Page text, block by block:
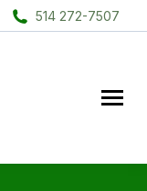
514 272-7507